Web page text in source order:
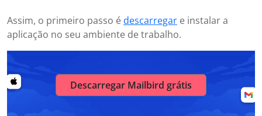
Assim, o primeiro passo é descarregar e instalar a
aplicação no seu ambiente de trabalho.
Descarregar Mailbird grátis